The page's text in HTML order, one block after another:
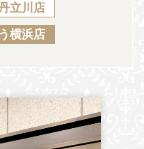
立川店
横浜店